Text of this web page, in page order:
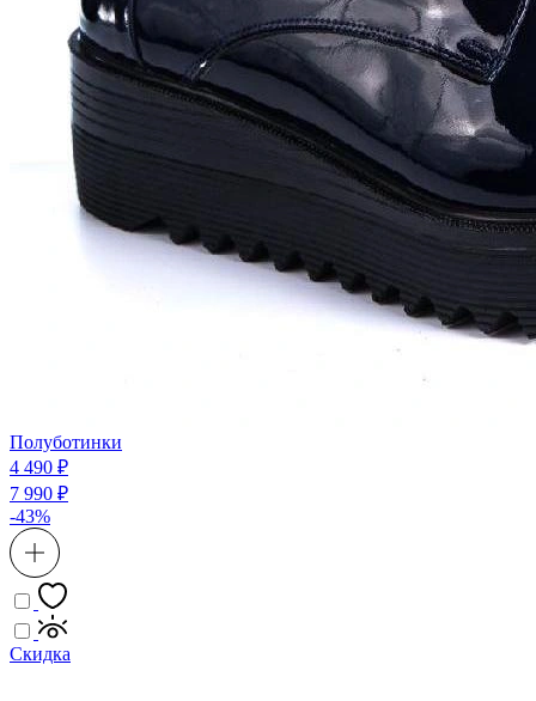
Полуботинки
4 490 ₽
7 990 ₽
-43%
Скидка